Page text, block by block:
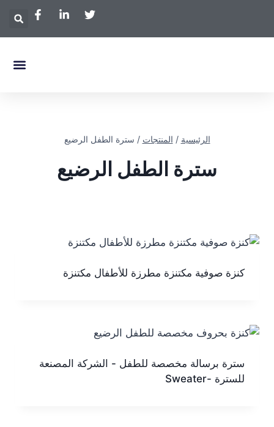
الرئيسية / المنتجات / سترة الطفل الرضيع
سترة الطفل الرضيع
كنزة صوفية مكتنزة مطرزة للأطفال مكتنزة
سترة برسالة مخصصة للطفل - الشركة المصنعة
للسترة -Sweater